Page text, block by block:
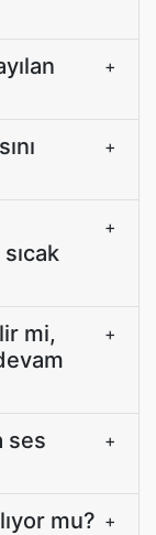
+
+
+
mi,
+
ses
+
mu? +